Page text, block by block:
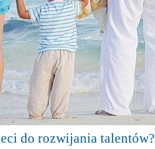
do rozwijania talentów?